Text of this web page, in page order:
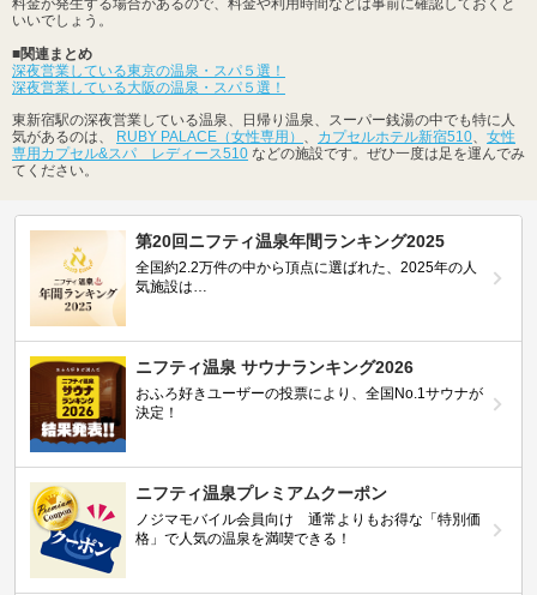
料金が発生する場合があるので、料金や利用時間などは事前に確認しておくと
いいでしょう。
■関連まとめ
深夜営業している東京の温泉・スパ５選！
深夜営業している大阪の温泉・スパ５選！
東新宿駅の深夜営業している温泉、日帰り温泉、スーパー銭湯の中でも特に人
気があるのは、
RUBY PALACE（女性専用） 、 カプセルホテル新宿510、 女性
専用カプセル&スパ レディース510 などの施設です。ぜひ一度は足を運んでみ
てください。
第20回ニフティ温泉年間ランキング2025
全国約2.2万件の中から頂点に選ばれた、2025年の人
気施設は…
ニフティ温泉 サウナランキング2026
おふろ好きユーザーの投票により、全国No.1サウナが
決定！
ニフティ温泉プレミアムクーポン
ノジマモバイル会員向け 通常よりもお得な「特別価
格」で人気の温泉を満喫できる！